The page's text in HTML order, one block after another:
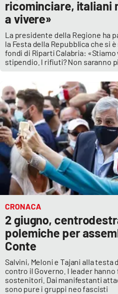
ricominciare, italiani
a vivere»
La presidente della Regione ha
la Festa della Repubblica che si
fondi di Riparti Calabria: «Stiamo
stipendio. I rifiuti? Non saranno
CRONACA
2 giugno,
polemiche per
Conte
Salvini, Meloni e Tajani alla
contro il Governo. I leader
sostenitori. Dai manifestanti
sono pure i gruppi neo fascisti